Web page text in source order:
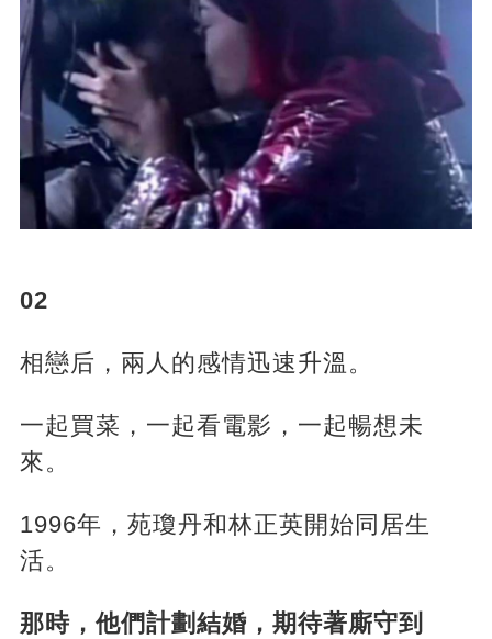
02
相戀后，兩人的感情迅速升溫。
一起買菜，一起看電影，一起暢想未
來。
1996年，苑瓊丹和林正英開始同居生
活。
那時，他們計劃結婚，期待著廝守到